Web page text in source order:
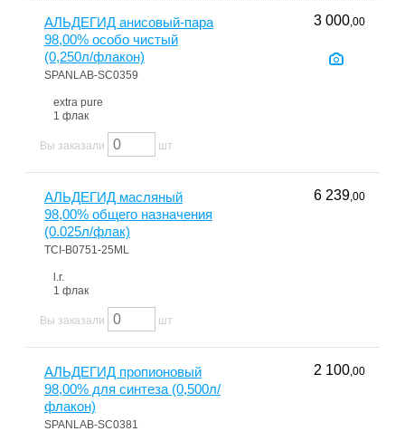
АЛЬДЕГИД анисовый-пара
98,00% особо чистый
(0,250л/флакон)
SPANLAB-SC0359
extra pure
1 флак
3 000,00
Вы заказали шт
АЛЬДЕГИД масляный
98,00% общего назначения
(0.025л/флак)
TCI-B0751-25ML
l.r.
1 флак
6 239,00
Вы заказали шт
АЛЬДЕГИД пропионовый
98,00% для синтеза (0,500л/
флакон)
SPANLAB-SC0381
2 100,00